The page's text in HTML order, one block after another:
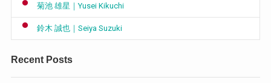
菊池 雄星｜Yusei Kikuchi
鈴木 誠也｜Seiya Suzuki
Recent Posts